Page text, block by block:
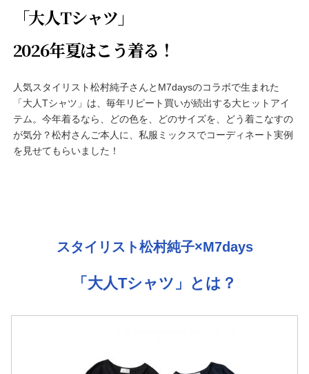
「大人Tシャツ」
2026年夏はこう着る！
人気スタイリスト松村純子さんとM7daysのコラボで生まれた
「大人Tシャツ」は、毎年リピート買いが続出する大ヒットアイ
テム。今年着るなら、どの色を、どのサイズを、どう着こなすの
が気分？松村さんご本人に、私服ミックスでコーディネート実例
を見せてもらいました！
スタイリスト松村純子×M7days
「大人Tシャツ」とは？